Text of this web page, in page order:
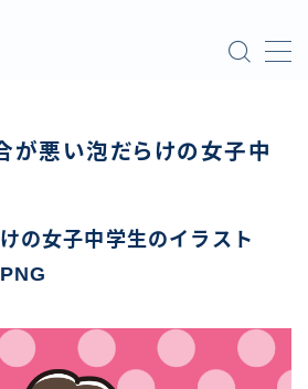
合が悪い泡だらけの女子中
の女子中学生のイラスト